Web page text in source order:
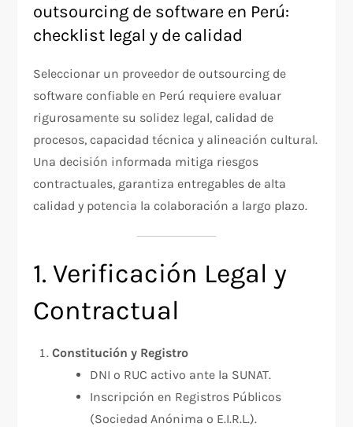
outsourcing de software en Perú:
checklist legal y de calidad
Seleccionar un proveedor de outsourcing de
software confiable en Perú requiere evaluar
rigurosamente su solidez legal, calidad de
procesos, capacidad técnica y alineación cultural.
Una decisión informada mitiga riesgos
contractuales, garantiza entregables de alta
calidad y potencia la colaboración a largo plazo.
1. Verificación Legal y
Contractual
Constitución y Registro
DNI o RUC activo ante la SUNAT.
Inscripción en Registros Públicos
(Sociedad Anónima o E.I.R.L.).